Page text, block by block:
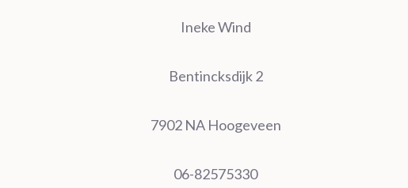
Ineke Wind
Bentincksdijk 2
7902 NA Hoogeveen
06-82575330